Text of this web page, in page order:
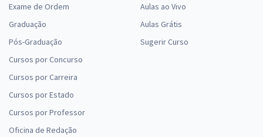
Exame de Ordem
Graduação
Pós-Graduação
Cursos por Concurso
Cursos por Carreira
Cursos por Estado
Cursos por Professor
Oficina de Redação
Aulas ao Vivo
Aulas Grátis
Sugerir Curso